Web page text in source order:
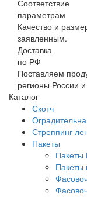
Соответствие
параметрам
Качество и
заявленным.
Доставка
по РФ
Поставляем
регионы России
Каталог
Скотч
Стреппинг
Пакеты
Пакеты